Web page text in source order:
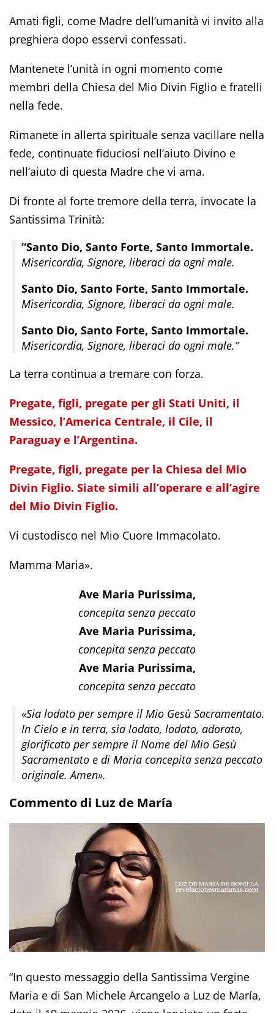
Amati figli, come Madre dell’umanità vi invito alla
preghiera dopo esservi confessati.
Mantenete l’unità in ogni momento come
membri della Chiesa del Mio Divin Figlio e fratelli
nella fede.
Rimanete in allerta spirituale senza vacillare nella
fede, continuate fiduciosi nell’aiuto Divino e
nell’aiuto di questa Madre che vi ama.
Di fronte al forte tremore della terra, invocate la
Santissima Trinità:
“Santo Dio, Santo Forte, Santo Immortale.
Misericordia, Signore, liberaci da ogni male.
Santo Dio, Santo Forte, Santo Immortale.
Misericordia, Signore, liberaci da ogni male.
Santo Dio, Santo Forte, Santo Immortale.
Misericordia, Signore, liberaci da ogni male.”
La terra continua a tremare con forza.
Pregate, figli, pregate per gli Stati Uniti, il
Messico, l’America Centrale, il Cile, il
Paraguay e l’Argentina.
Pregate, figli, pregate per la Chiesa del Mio
Divin Figlio. Siate simili all’operare e all’agire
del Mio Divin Figlio.
Vi custodisco nel Mio Cuore Immacolato.
Mamma Maria».
Ave Maria Purissima,
concepita senza peccato
Ave Maria Purissima,
concepita senza peccato
Ave Maria Purissima,
concepita senza peccato
«Sia lodato per sempre il Mio Gesù Sacramentato.
In Cielo e in terra, sia lodato, lodato, adorato,
glorificato per sempre il Nome del Mio Gesù
Sacramentato e di Maria concepita senza peccato
originale. Amen».
Commento di Luz de María
“In questo messaggio della Santissima Vergine
Maria e di San Michele Arcangelo a Luz de María,